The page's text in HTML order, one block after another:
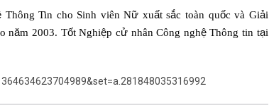
Thông Tin cho Sinh viên Nữ xuất sắc toàn quốc và Giải
năm 2003. Tốt Nghiệp cửnhân Công nghệThông tin tại